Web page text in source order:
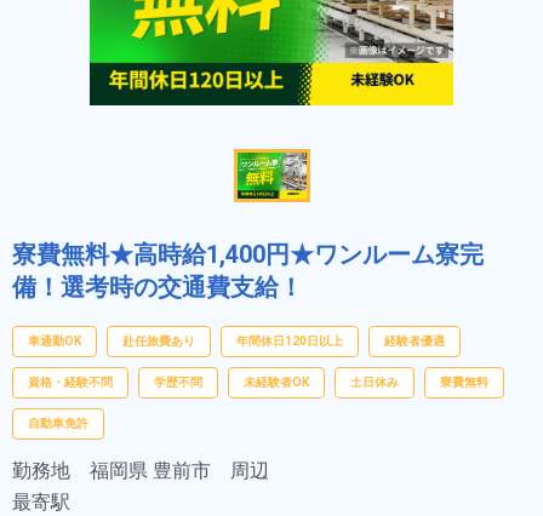
寮費無料★高時給1,400円★ワンルーム寮完
備！選考時の交通費支給！
車通勤OK 赴任旅費あり 年間休日120日以上 経験者優遇
資格・経験不問 学歴不問 未経験者OK 土日休み 寮費無料
自動車免許
勤務地 福岡県 豊前市 周辺
最寄駅